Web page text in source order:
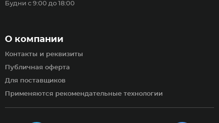
О компании
Контакты и реквизиты
Публичная оферта
Для поставщиков
Применяются рекомендательные технологии
Будни с 9:00 до 18:00